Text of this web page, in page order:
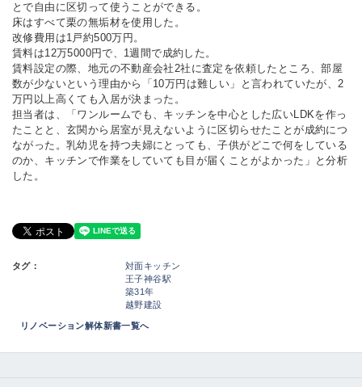
とで自由に区切って使うことができる。
床はすべて栗の無垢材を使用した。
改修費用は1戸約500万円。
賃料は12万5000円で、1週間で成約した。
賃料設定の際、地元の不動産会社2社に査定を依頼したところ、部屋
数が少ないという理由から「10万円は難しい」と言われていたが、2
万円以上高くても入居が決まった。
担当者は、「ワンルームでも、キッチンを中心とした広いLDKを作っ
たことと、玄関から居室が見えないように区切らせたことが成約につ
ながった。乳幼児を持つ夫婦にとっても、子供がどこで何をしている
のか、キッチンで作業をしていても目が届くことがよかった」と分析
した。
タグ：
対面キッチン
王子神谷駅
築31年
越野建設
リノベーション解体新書一覧へ